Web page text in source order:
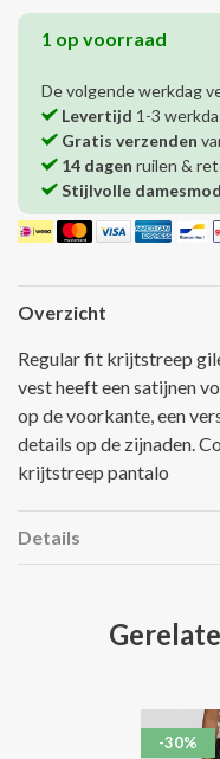
1 op voorraad
De volgende werkdag
Levertijd 1-3
Gratis verzenden
14 dagen ruilen &
Stijlvolle
Overzicht
Regular fit krijtstreep
vest heeft een satijnen
op de voorkante, een
details op de zijnaden.
krijtstreep pantalo
Details
-30%